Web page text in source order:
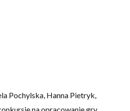
Pochylska, Hanna Pietryk,